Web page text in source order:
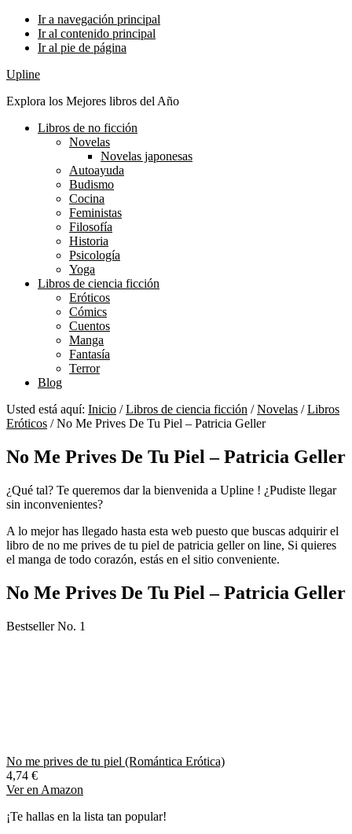
Ir a navegación principal
Ir al contenido principal
Ir al pie de página
Upline
Explora los Mejores libros del Año
Libros de no ficción
Novelas
Novelas japonesas
Autoayuda
Budismo
Cocina
Feministas
Filosofía
Historia
Psicología
Yoga
Libros de ciencia ficción
Eróticos
Cómics
Cuentos
Manga
Fantasía
Terror
Blog
Usted está aquí: Inicio / Libros de ciencia ficción / Novelas / Libros
Eróticos /No Me Prives De Tu Piel – Patricia Geller
No Me Prives De Tu Piel – Patricia Geller
¿Qué tal? Te queremos dar la bienvenida a Upline ! ¿Pudiste llegar
sin inconvenientes?
A lo mejor has llegado hasta esta web puesto que buscas adquirir el
libro de no me prives de tu piel de patricia geller on line, Si quieres
el manga de todo corazón, estás en el sitio conveniente.
No Me Prives De Tu Piel – Patricia Geller
Bestseller No. 1
No me prives de tu piel (Romántica Erótica)
4,74 €
Ver en Amazon
¡Te hallas en la lista tan popular!